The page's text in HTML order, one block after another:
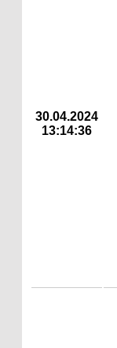
30.04.2024
13:14:36